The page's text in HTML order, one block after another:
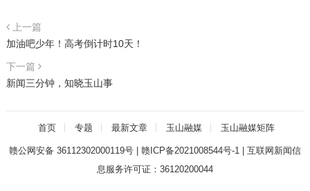
上一篇
加油吧少年！高考倒计时10天！
下一篇
新闻三分钟，知晓玉山事
首页 专题 最新文章 玉山融媒 玉山融媒矩阵
赣公网安备 36112302000119号| 赣ICP备2021008544号-1| 互联网新闻信
息服务许可证：36120200044